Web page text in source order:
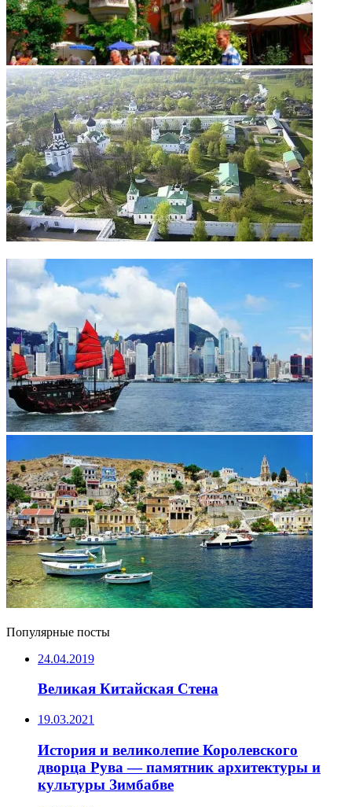
Популярные посты
24.04.2019
Великая Китайская Стена
19.03.2021
История и великолепие Королевского
дворца Рува — памятник архитектуры и
культуры Зимбабве